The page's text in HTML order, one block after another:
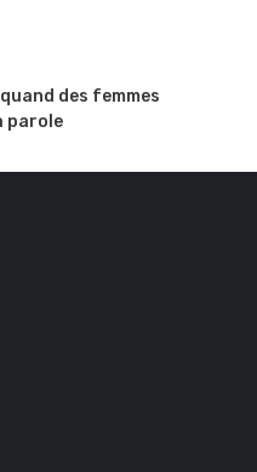
des femmes
parole